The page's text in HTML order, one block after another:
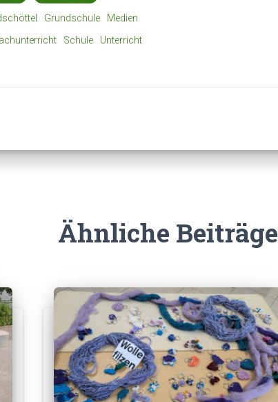
Grundschule
Medien
Schule
Unterricht
Ähnliche Beiträge